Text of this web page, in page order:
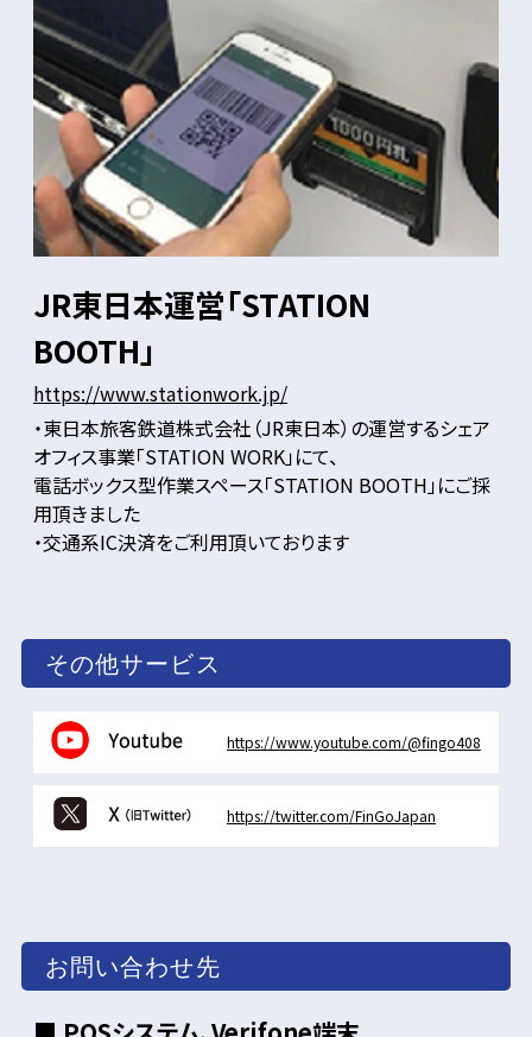
JR東日本運営「STATION
BOOTH」
https://www.stationwork.jp/
・東日本旅客鉄道株式会社（JR東日本）の運営するシェア
オフィス事業「STATION WORK」にて、
電話ボックス型作業スペース「STATION BOOTH」にご採
用頂きました
・交通系IC決済をご利用頂いております
その他サービス
https://www.youtube.com/@fingo408
https://twitter.com/FinGoJapan
お問い合わせ先